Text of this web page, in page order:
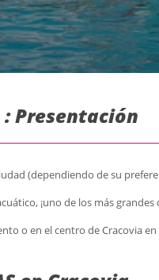
Presentación
(dependiendo de su
¡uno de los más grandes
o en el centro de Cracovia